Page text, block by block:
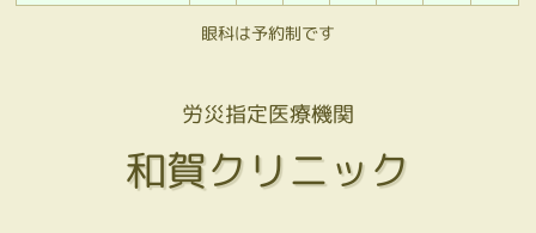
眼科は予約制です
労災指定医療機関
和賀クリニック